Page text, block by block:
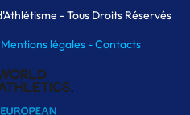
de Paris- Tous Droits Réservés
Mentions légales -Contacts